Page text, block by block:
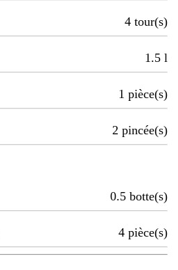
4 tour(s)
1.5 l
1 pièce(s)
2 pincée(s)
0.5 botte(s)
4 pièce(s)